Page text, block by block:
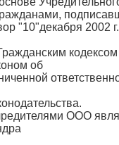
"10"декабря 2002
об
ООО